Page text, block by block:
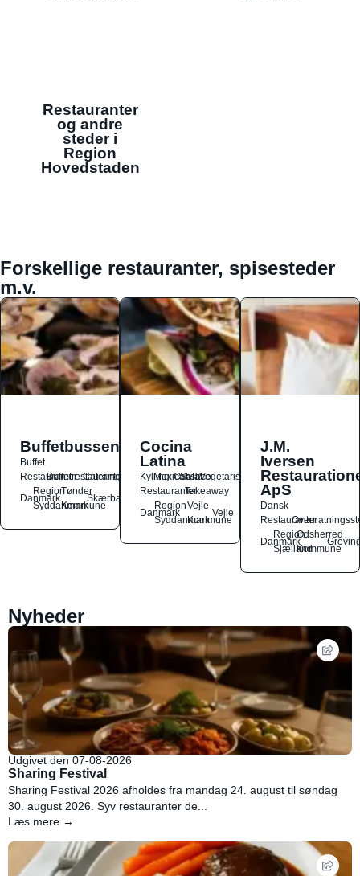
Restauranter
og andre
steder i
Region
Hovedstaden
Forskellige restauranter, spisesteder
m.v.
Buffetbussen
Buffet
Restauranter
Buffetrestauranter
Catering
Danmark
Region
Syddanmark
Tønder
Kommune
Skærbæk
Cocina
Latina
Kylling
Mexicansk
OstSalat
TacoVegetarisk
RestauranterTakeaway
Danmark
Region
Syddanmark
Vejle
Kommune
Vejle
J.M.
Iversen
ApS
Dansk
Restauranter
Danmark
Region
Sjælland
Odsherred
Kommune
Nyheder
Udgivet den 07-08-2026
Sharing Festival
Sharing Festival 2026 afholdes fra mandag 24. august til søndag
30. august 2026. Syv restauranter de...
Læs mere →